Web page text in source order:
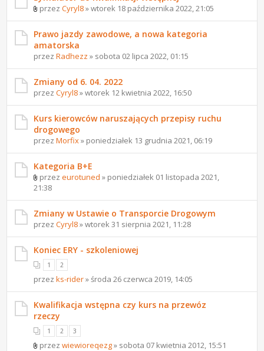
przezCyryl8» wtorek 18 października 2022, 21:05
Prawo jazdy zawodowe, a nowa kategoria
amatorska
przezRadhezz » sobota 02 lipca 2022, 01:15
Zmiany od 6. 04. 2022
przezCyryl8» wtorek 12 kwietnia 2022, 16:50
Kurs kierowców naruszających przepisy ruchu
drogowego
przezMorfix» poniedziałek 13 grudnia 2021, 06:19
Kategoria B+E
przezeurotuned » poniedziałek 01 listopada 2021,
21:38
Zmiany w Ustawie o Transporcie Drogowym
przezCyryl8» wtorek 31 sierpnia 2021, 11:28
Koniec ERY - szkoleniowej
1 2
przezks-rider» środa 26 czerwca 2019, 14:05
Kwalifikacja wstępna czy kurs na przewóz
rzeczy
1 2 3
przezwiewioreqezg» sobota 07 kwietnia 2012, 15:51